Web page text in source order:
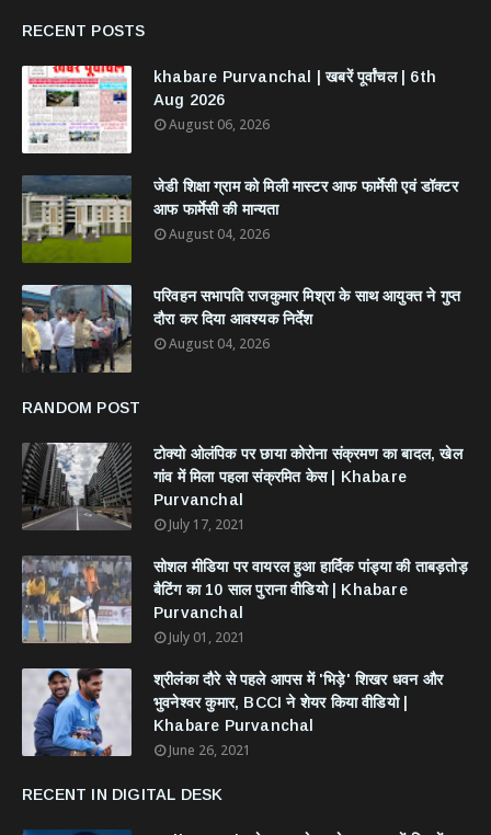
RECENT POSTS
khabare Purvanchal | खबरें पूर्वांचल | 6th
Aug 2026
August 06, 2026
जेडी शिक्षा ग्राम को मिली मास्टर आफ फार्मेसी एवं डॉक्टर
आफ फार्मेसी की मान्यता
August 04, 2026
परिवहन सभापति राजकुमार मिश्रा के साथ आयुक्त ने गुप्त
दौरा कर दिया आवश्यक निर्देश
August 04, 2026
RANDOM POST
टोक्यो ओलंपिक पर छाया कोरोना संक्रमण का बादल, खेल
गांव में मिला पहला संक्रमित केस | Khabare
Purvanchal
July 17, 2021
सोशल मीडिया पर वायरल हुआ हार्दिक पांड्या की ताबड़तोड़
बैटिंग का 10 साल पुराना वीडियो | Khabare
Purvanchal
July 01, 2021
श्रीलंका दौरे से पहले आपस में 'भिड़े' शिखर धवन और
भुवनेश्वर कुमार, BCCI ने शेयर किया वीडियो |
Khabare Purvanchal
June 26, 2021
RECENT IN DIGITAL DESK